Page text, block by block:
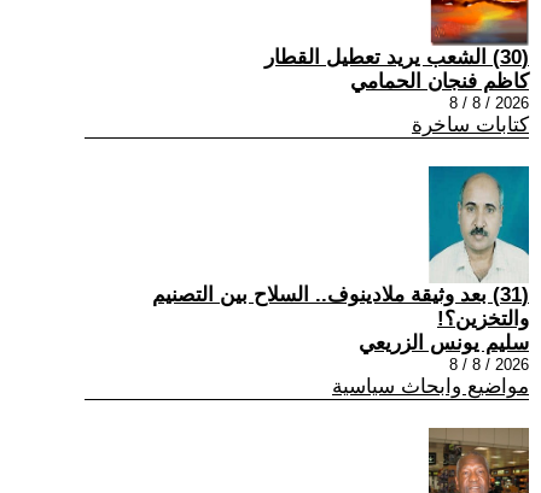
(30) الشعب يريد تعطيل القطار
كاظم فنجان الحمامي
2026 / 8 / 8
كتابات ساخرة
(31) بعد وثيقة ملادينوف.. السلاح بين التصنيم
والتخزين؟!
سليم يونس الزريعي
2026 / 8 / 8
مواضيع وابحاث سياسية